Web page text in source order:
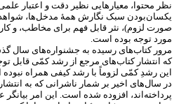
نظر محتوا، معیارهایی نظیر دقت و اعتبار
یکسانبودن سبک نگارش همۀ مدخلها،
صورت لزوم)، نثر قابل فهم برای مخاطب، و
مورد توجه بوده است.
مرور کتابهای رسیده به جشنوارههای سال
که انتشار کتابهای مرجع از رشد کمّی قابل
این رشدِ کمّی لزوماً با رشد کیفی همراه
در سالهای اخیر بر شمار ناشرانی که به
پرداخته اند، افزوده شده است. این امر بیانگر